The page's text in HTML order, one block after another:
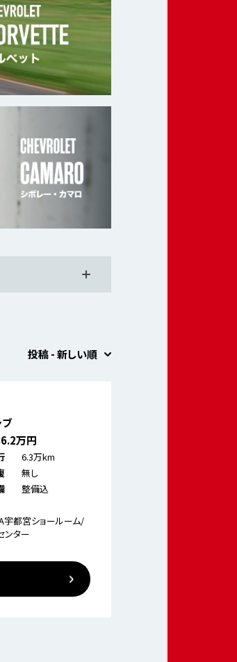
投稿 - 新しい順
.2万円
6.3万km
無し
整備込
宇都宮ショールーム/
ンター